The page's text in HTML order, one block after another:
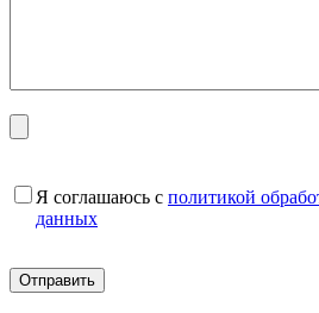
Я соглашаюсь с политикой
данных